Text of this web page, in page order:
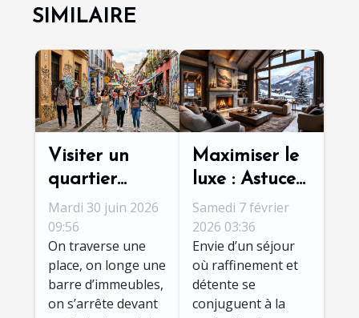
SIMILAIRE
Visiter un
quartier
populaire
change-t-il
votre
perception de
la ville ?
Mardi 30 juin 2026
09:56
On traverse une
place, on longe une
barre d’immeubles,
on s’arrête devant
Maximiser le
luxe : Astuces
pour un
séjour
inoubliable en
chalet haut
de gamme
Samedi 7 février
2026 03:36
Envie d’un séjour
où raffinement et
détente se
conjuguent à la